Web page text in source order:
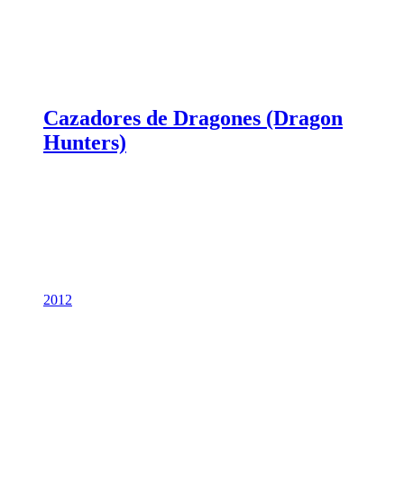
Cazadores de Dragones (Dragon
Hunters)
2012